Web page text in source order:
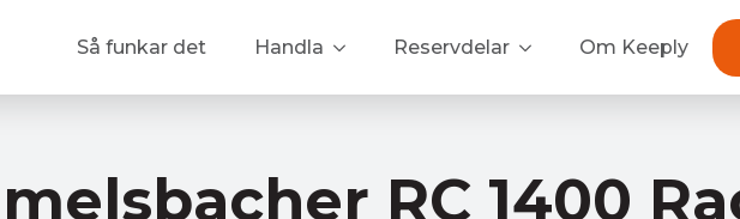
Så funkar det Handla Reservdelar Om Keeply
RC 1400